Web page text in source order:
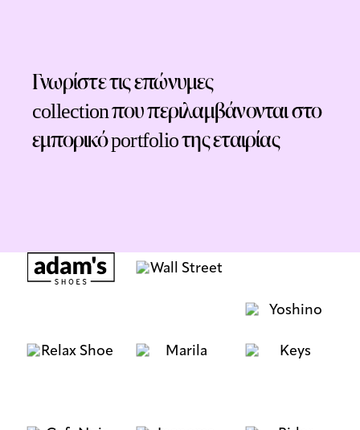
Γνωρίστε τις επώνυμες
collection που περιλαμβάνονται στο
εμπορικό portfolio της εταιρίας